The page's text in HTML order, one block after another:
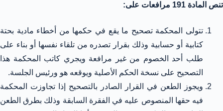
تنص المادة 191 مرافعات على:
تتولى المحكمة تصحيح ما يقع في حكمها من أخطاء مادية بحتة
كتابية أو حسابية وذلك بقرار تصدره من تلقاء نفسها أو بناء على
طلب أحد الخصوم من غير مرافعة ويجري كاتب المحكمة هذا
التصحيح على نسخة الحكم الأصلية ويوقعه هو ورئيس الجلسة.
ويجوز الطعن في القرار الصادر بالتصحيح إذا تجاوزت المحكمة
فيه حقها المنصوص عليه في الفقرة السابقة وذلك بطرق الطعن